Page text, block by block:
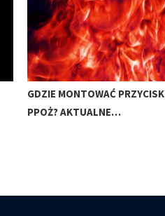
GDZIE MONTOWAĆ PRZYCISK
PPOŻ? AKTUALNE…